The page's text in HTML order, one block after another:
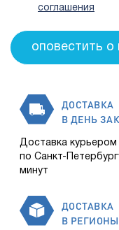
соглашения
ДОСТАВКА
В ДЕНЬ
Доставка курьером
по Санкт-
минут
ДОСТАВКА
В